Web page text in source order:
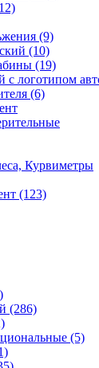
(9)
(10)
(19)
логотипом
(6)
Курвиметры
(123)
(286)
(5)